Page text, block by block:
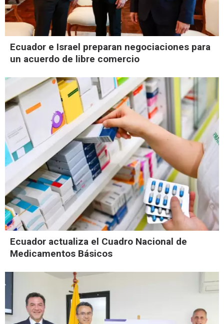
Ecuador e Israel preparan negociaciones para
un acuerdo de libre comercio
Ecuador actualiza el Cuadro Nacional de
Medicamentos Básicos